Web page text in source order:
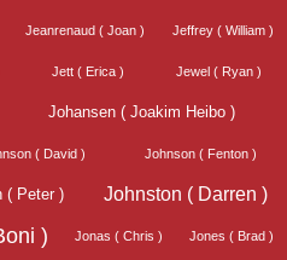
Jeanrenaud ( Joan ) Jeffrey ( William )
Jett ( Erica ) Jewel ( Ryan )
Johansen ( Joakim Heibo )
( David ) Johnson ( Fenton )
( Peter ) Johnston ( Darren )
) Jonas ( Chris ) Jones ( Brad )